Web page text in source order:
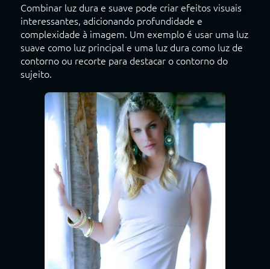
Combinar luz dura e suave pode criar efeitos visuais
interessantes, adicionando profundidade e
complexidade à imagem. Um exemplo é usar uma luz
suave como luz principal e uma luz dura como luz de
contorno ou recorte para destacar o contorno do
sujeito.